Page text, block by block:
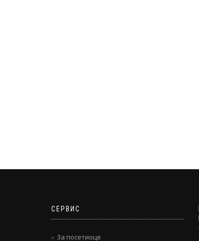
СЕРВИС
За посетиоце